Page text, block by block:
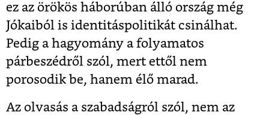
ez az örökös háborúban álló ország még
Jókaiból is identitáspolitikát csinálhat.
Pedig a hagyomány a folyamatos
párbeszédről szól, mert ettől nem
porosodik be, hanem élő marad.
Az olvasás a szabadságról szól, nem az